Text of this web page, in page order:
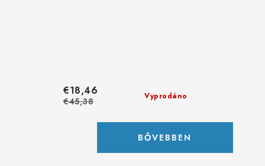
Vyprodáno
€18,46
€45,38
BŐVEBBEN